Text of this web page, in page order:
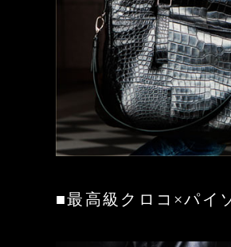
■最高級クロコ×パイ